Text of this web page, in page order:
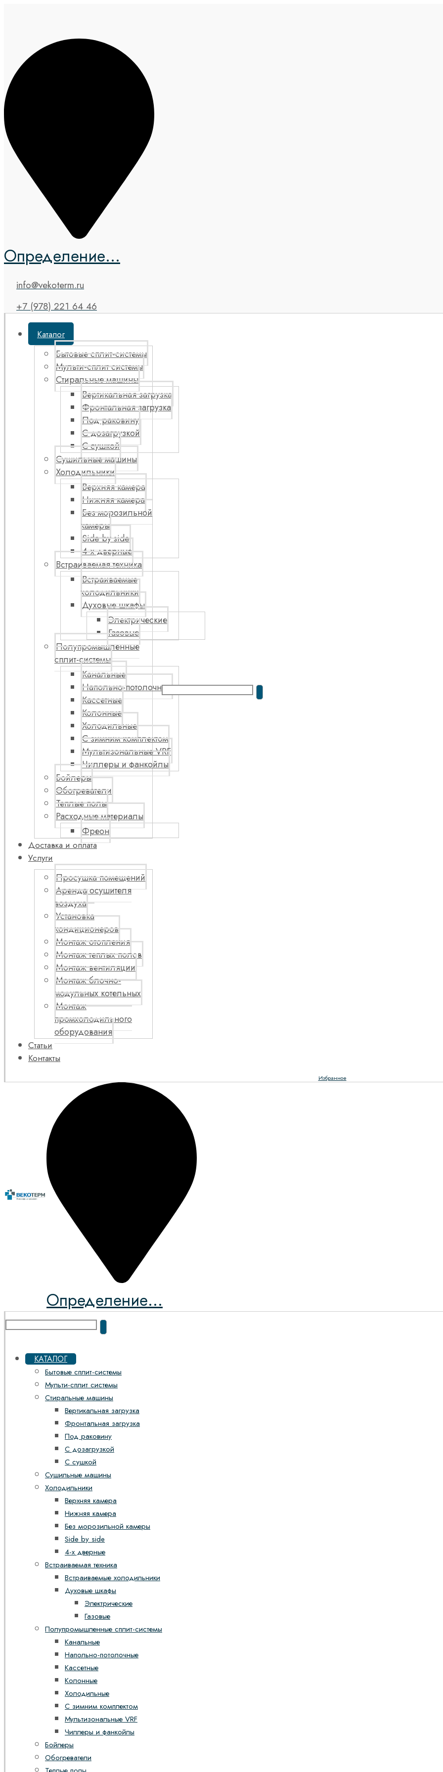
Определение...
info@vekoterm.ru
+7 (978) 221 64 46
Каталог
Бытовые сплит-системы
Мульти-сплит системы
Стиральные машины
Вертикальная загрузка
Фронтальная загрузка
Под раковину
С дозагрузкой
С сушкой
Сушильные машины
Холодильники
Верхняя камера
Нижняя камера
Без морозильной
камеры
Side by side
4-х дверные
Встраиваемая техника
Встраиваемые
холодильники
Духовые шкафы
Электрические
Газовые
Полупромышленные
сплит-системы
Канальные
Напольно-потолочные
Кассетные
Колонные
Холодильные
С зимним комплектом
Мультизональные VRF
Чиллеры и фанкойлы
Бойлеры
Обогреватели
Теплые полы
Расходные материалы
Фреон
Доставка и оплата
Услуги
Просушка помещений
Аренда осушителя
воздуха
Установка
кондиционеров
Монтаж отопления
Монтаж теплых полов
Монтаж вентиляции
Монтаж блочно-
модульных котельных
Монтаж
промхолодильного
оборудования
Статьи
Контакты
Избранное
Определение...
КАТАЛОГ
Бытовые сплит-системы
Мульти-сплит системы
Стиральные машины
Вертикальная загрузка
Фронтальная загрузка
Под раковину
С дозагрузкой
С сушкой
Сушильные машины
Холодильники
Верхняя камера
Нижняя камера
Без морозильной камеры
Side by side
4-х дверные
Встраиваемая техника
Встраиваемые холодильники
Духовые шкафы
Электрические
Газовые
Полупромышленные сплит-системы
Канальные
Напольно-потолочные
Кассетные
Колонные
Холодильные
С зимним комплектом
Мультизональные VRF
Чиллеры и фанкойлы
Бойлеры
Обогреватели